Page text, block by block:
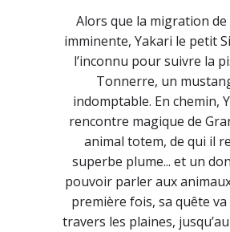
Alors que la migration
imminente, Yakari le petit
l’inconnu pour suivre la
Tonnerre, un
indomptable. En chemin,
rencontre magique de
animal totem, de qui il
superbe plume... et un
pouvoir parler aux
première fois, sa quête va
travers les plaines,